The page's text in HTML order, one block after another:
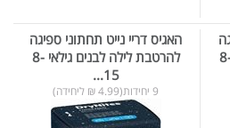
לבנות גילאי 8-
האגיס דריי נייט תחתוני ספיגה
להרטבת לילה לבנים גילאי 8-
15...
9 יחידות(4.99 ₪ ליחידה)